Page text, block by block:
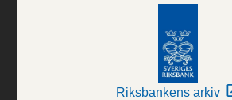
Riksbankens arkiv